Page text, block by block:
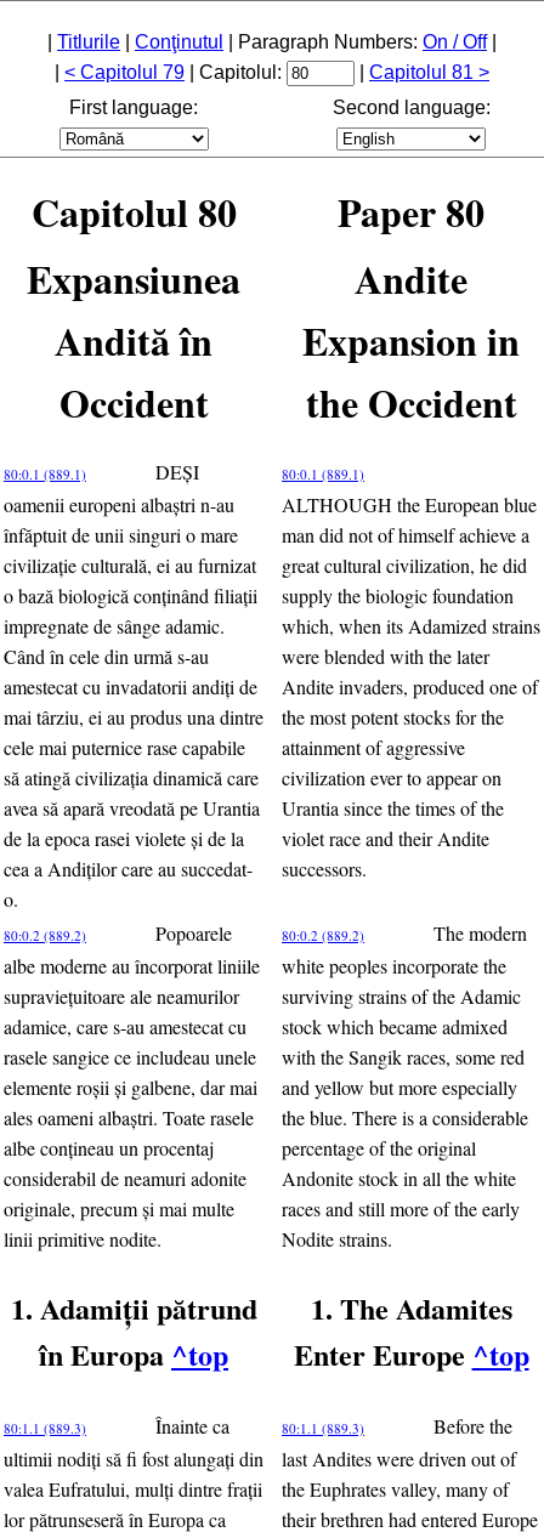
Titlurile Conţinutul | Paragraph Numbers: On / Off|
< Capitolul 79 | Capitolul:
Capitolul 81 >
First language:
Second language:
Capitolul 80
Paper 80
Expansiunea
Andită în
Occident
Andite
Expansion in
the Occident
80:0.1 (889.1)
DEŞI
oamenii europeni albaştri n-au
înfăptuit de unii singuri o mare
civilizaţie culturală, ei au furnizat
o bază biologică conţinând filiaţii
impregnate de sânge adamic.
Când în cele din urmă s-au
amestecat cu invadatorii andiţi de
mai târziu, ei au produs una dintre
cele mai puternice rase capabile
să atingă civilizaţia dinamică care
avea să apară vreodată pe Urantia
de la epoca rasei violete şi de la
cea a Andiţilor care au succedat-
o.
80:0.1 (889.1)
ALTHOUGH the European blue
man did not of himself achieve a
great cultural civilization, he did
supply the biologic foundation
which, when its Adamized strains
were blended with the later
Andite invaders, produced one of
the most potent stocks for the
attainment of aggressive
civilization ever to appear on
Urantia since the times of the
violet race and their Andite
successors.
80:0.2 (889.2)
Popoarele
albe moderne au încorporat liniile
supravieţuitoare ale neamurilor
adamice, care s-au amestecat cu
rasele sangice ce includeau unele
elemente roşii şi galbene, dar mai
ales oameni albaştri. Toate rasele
albe conţineau un procentaj
considerabil de neamuri adonite
originale, precum şi mai multe
linii primitive nodite.
80:0.2 (889.2)
The modern
white peoples incorporate the
surviving strains of the Adamic
stock which became admixed
with the Sangik races, some red
and yellow but more especially
the blue. There is a considerable
percentage of the original
Andonite stock in all the white
races and still more of the early
Nodite strains.
1. Adamiţii pătrund
în Europa ^top
1. The Adamites
Enter Europe ^top
80:1.1 (889.3)
Înainte ca
ultimii nodiţi să fi fost alungaţi din
valea Eufratului, mulţi dintre fraţii
lor pătrunseseră în Europa ca
80:1.1 (889.3)
Before the
last Andites were driven out of
the Euphrates valley, many of
their brethren had entered Europe